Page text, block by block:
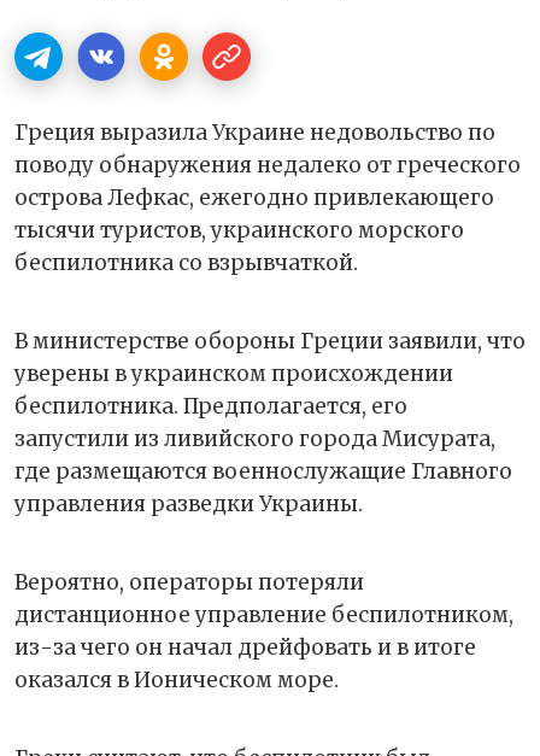
Греция выразила Украине недовольство по
поводу обнаружения недалеко от греческого
острова Лефкас, ежегодно привлекающего
тысячи туристов, украинского морского
беспилотника со взрывчаткой.
В министерстве обороны Греции заявили, что
уверены в украинском происхождении
беспилотника. Предполагается, его
запустили из ливийского города Мисурата,
где размещаются военнослужащие Главного
управления разведки Украины.
Вероятно, операторы потеряли
дистанционное управление беспилотником,
из-за чего он начал дрейфовать и в итоге
оказался в Ионическом море.